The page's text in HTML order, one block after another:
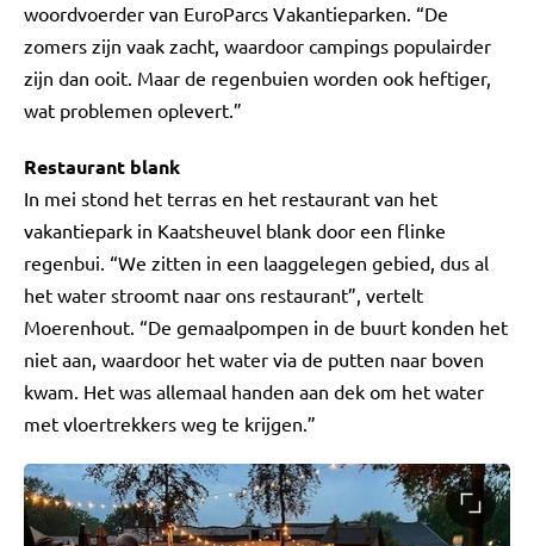
woordvoerder van EuroParcs Vakantieparken. “De
zomers zijn vaak zacht, waardoor campings populairder
zijn dan ooit. Maar de regenbuien worden ook heftiger,
wat problemen oplevert.”
Restaurant blank
In mei stond het terras en het restaurant van het
vakantiepark in Kaatsheuvel blank door een flinke
regenbui. “We zitten in een laaggelegen gebied, dus al
het water stroomt naar ons restaurant”, vertelt
Moerenhout. “De gemaalpompen in de buurt konden het
niet aan, waardoor het water via de putten naar boven
kwam. Het was allemaal handen aan dek om het water
met vloertrekkers weg te krijgen.”